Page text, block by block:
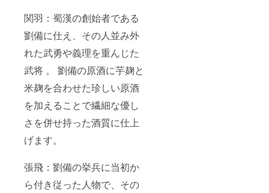
関羽：蜀漢の創始者である
劉備に仕え、その人並み外
れた武勇や義理を重んじた
武将 。 劉備の原酒に芋麹と
米麹を合わせた珍しい原酒
を加えることで繊細な優し
さを併せ持った酒質に仕上
げます。
張飛：劉備の挙兵に当初か
ら付き従った人物で、その